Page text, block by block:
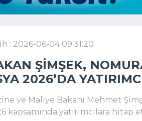
: 2026-06-04 09:31:20
ŞIMŞEK,
2026’DA
ve Maliye Bakanı Mehmet
kapsamında yatırımcılara hitap